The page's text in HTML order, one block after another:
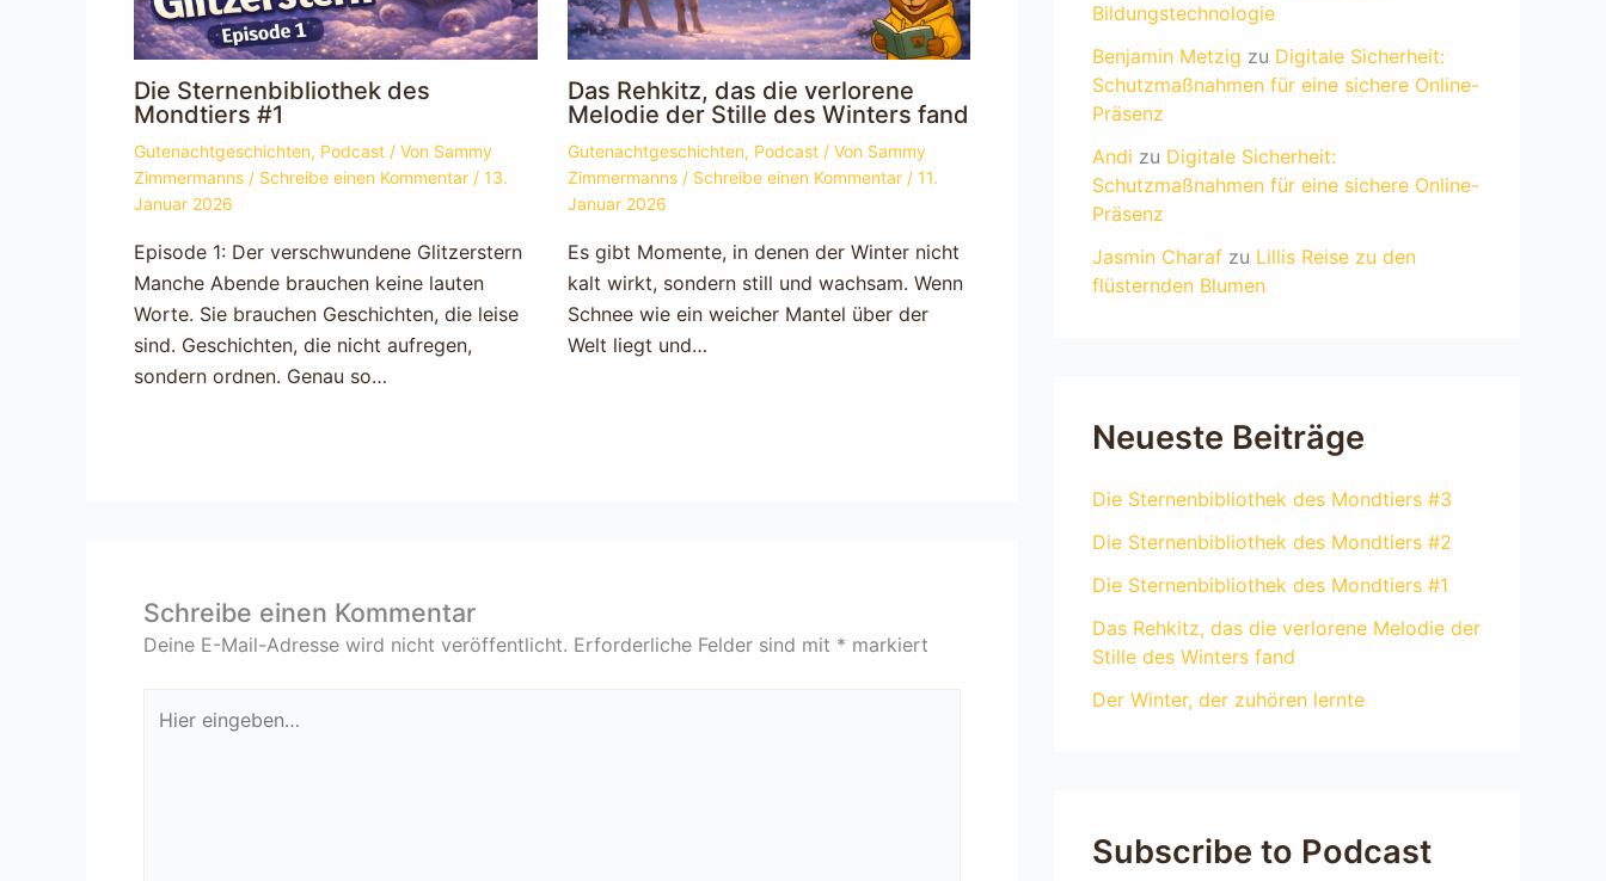
Die Sternenbibliothek des
Mondtiers #1
Gutenachtgeschichten, Podcast / Von Sammy
Zimmermanns / Schreibe einen Kommentar / 13.
Januar 2026
Episode 1: Der verschwundene Glitzerstern
Manche Abende brauchen keine lauten
Worte. Sie brauchen Geschichten, die leise
sind. Geschichten, die nicht aufregen,
sondern ordnen. Genau so…
Das Rehkitz, das die verlorene
Melodie der Stille des Winters fand
Gutenachtgeschichten, Podcast/ Von Sammy
Zimmermanns / Schreibe einen Kommentar / 11.
Januar 2026
Es gibt Momente, in denen der Winter nicht
kalt wirkt, sondern still und wachsam. Wenn
Schnee wie ein weicher Mantel über der
Welt liegt und…
Schreibe einen Kommentar
Deine E-Mail-Adresse wird nicht veröffentlicht. Erforderliche Felder sind mit * markiert
eingeben…
Bildungstechnologie
Benjamin Metzig zu Digitale Sicherheit:
Schutzmaßnahmen für eine sichere Online-
Präsenz
Andi zu Digitale Sicherheit:
Schutzmaßnahmen für eine sichere Online-
Präsenz
Jasmin Charaf zu Lillis Reise zu den
flüsternden Blumen
Neueste Beiträge
Die Sternenbibliothek des Mondtiers #3
Die Sternenbibliothek des Mondtiers #2
Die Sternenbibliothek des Mondtiers #1
Das Rehkitz, das die verlorene Melodie der
Stille des Winters fand
Der Winter, der zuhören lernte
Subscribe to Podcast